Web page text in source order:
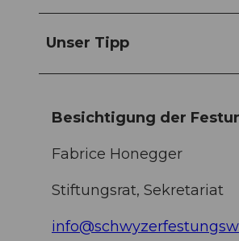
Unser Tipp
Besichtigung der
Fabrice Honegger
Stiftungsrat, Sekretariat